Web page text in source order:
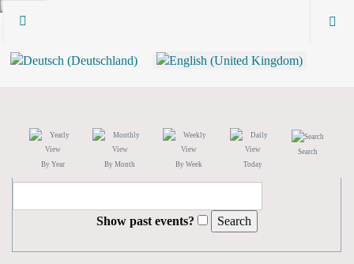
By Year By Month By Week Today
Search
Show past events?